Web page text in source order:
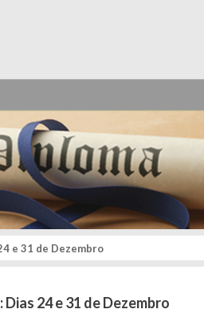
e 31 de Dezembro
24 e 31 de Dezembro